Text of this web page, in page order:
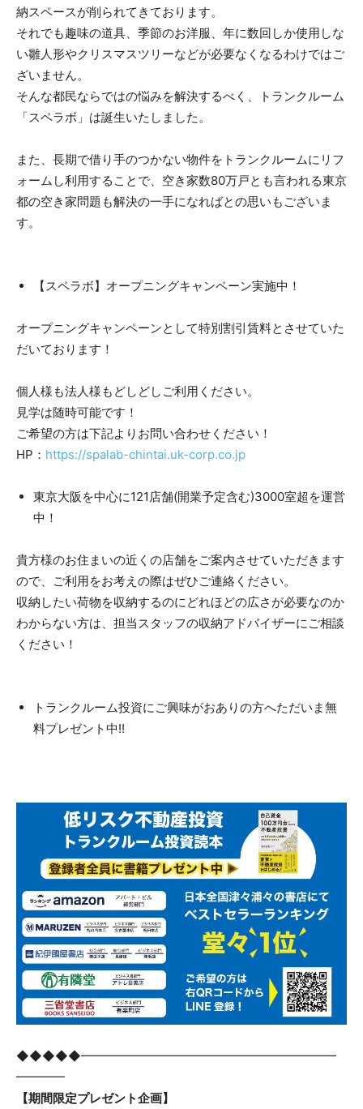
納スペースが削られてきております。
それでも趣味の道具、季節のお洋服、年に数回しか使用しな
い雛人形やクリスマスツリーなどが必要なくなるわけではご
ざいません。
そんな都民ならではの悩みを解決するべく、トランクルーム
「スペラボ」は誕生いたしました。
また、長期で借り手のつかない物件をトランクルームにリフ
ォームし利用することで、空き家数80万戸とも言われる東京
都の空き家問題も解決の一手になればとの思いもございま
す。
【スペラボ】オープニングキャンペーン実施中！
オープニングキャンペーンとして特別割引賃料とさせていた
だいております！
個人様も法人様もどしどしご利用ください。
見学は随時可能です！
ご希望の方は下記よりお問い合わせください！
HP： https://spalab-chintai.uk-corp.co.jp
東京大阪を中心に121店舗(開業予定含む)3000室超を運営
中！
貴方様のお住まいの近くの店舗をご案内させていただきます
ので、ご利用をお考えの際はぜひご連絡ください。
収納したい荷物を収納するのにどれほどの広さが必要なのか
わからない方は、担当スタッフの収納アドバイザーにご相談
ください！
トランクルーム投資にご興味がおありの方へただいま無
料プレゼント中!!
◆◆◆◆◆━━━━━━━━━━━━━━━━━━━━━
━━━━
【期間限定プレゼント企画】